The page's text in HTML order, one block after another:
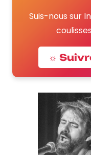
Suis-nous sur
☼